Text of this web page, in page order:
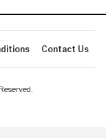
Contact Us